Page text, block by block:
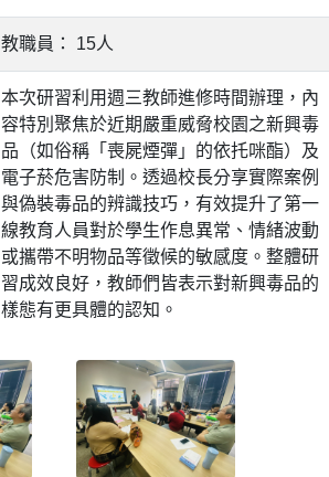
教職員： 15人
本次研習利用週三教師進修時間辦理，內
容特別聚焦於近期嚴重威脅校園之新興毒
品（如俗稱「喪屍煙彈」的依托咪酯）及
電子菸危害防制。透過校長分享實際案例
與偽裝毒品的辨識技巧，有效提升了第一
線教育人員對於學生作息異常、情緒波動
或攜帶不明物品等徵候的敏感度。整體研
習成效良好，教師們皆表示對新興毒品的
樣態有更具體的認知。